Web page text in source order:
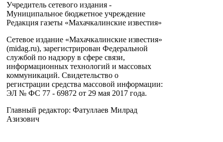
Учредитель сетевого издания -
Муниципальное бюджетное учреждение
Редакция газеты «Махачкалинские известия»
Сетевое издание «Махачкалинские известия»
(midag.ru), зарегистрирован Федеральной
службой по надзору в сфере связи,
информационных технологий и массовых
коммуникаций. Свидетельство о
регистрации средства массовой информации:
ЭЛ № ФС 77 - 69872 от 29 мая 2017 года.
Главный редактор: Фатуллаев Милрад
Азизович